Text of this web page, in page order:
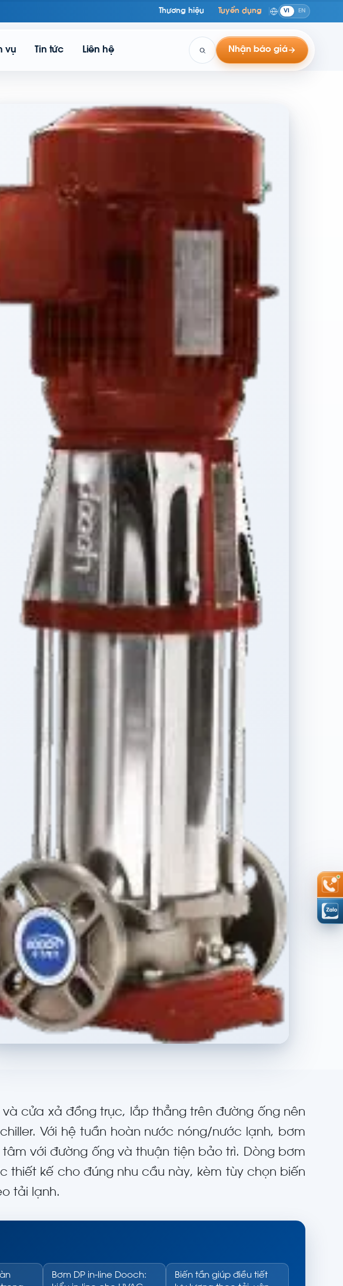
Thương hiệu Tuyển dụng VI EN
vụ Tin tức Liên hệ Nhận báo giá
cửa xả đồng trục, lắp thẳng trên đường ống nên
Với hệ tuần hoàn nước nóng/nước lạnh, bơm
với đường ống và thuận tiện bảo trì. Dòng bơm
thiết kế cho đúng nhu cầu này, kèm tùy chọn biến
tải lạnh.
Bơm DP in-line Dooch:
Biến tần giúp điều tiết